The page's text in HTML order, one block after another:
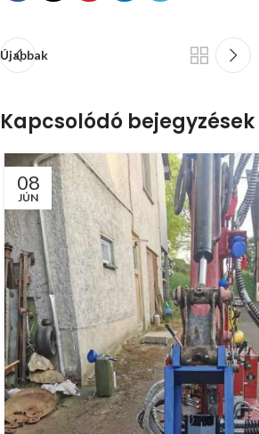
Újabbak
Kapcsolódó bejegyzések
08
JÚN